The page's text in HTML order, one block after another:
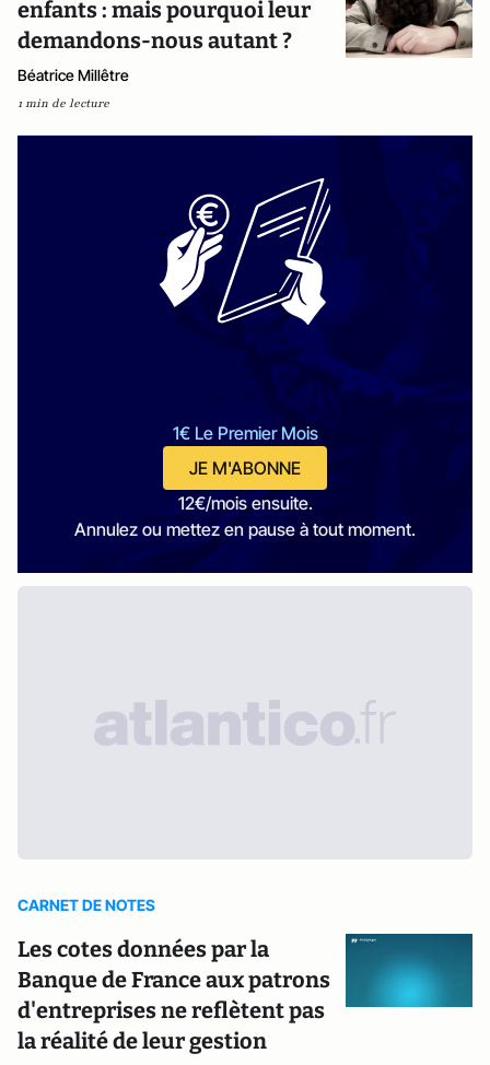
enfants : mais pourquoi leur
demandons-nous autant ?
Béatrice Millêtre
1 min de lecture
1€ Le Premier Mois
JE M'ABONNE
12€/mois ensuite.
Annulez ou mettez en pause à tout moment.
CARNET DE NOTES
Les cotes données par la
Banque de France aux patrons
d'entreprises ne reflètent pas
la réalité de leur gestion